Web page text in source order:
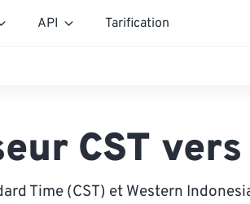
API Tarification
CST vers
Time (CST) et Western